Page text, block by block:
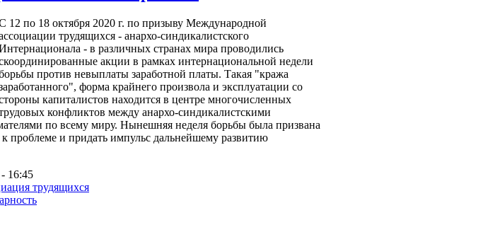
12 по 18 октября 2020 г. по призыву Международной
трудящихся - анархо-синдикалистского
- в различных странах мира проводились
акции в рамках интернациональной недели
против невыплаты заработной платы. Такая "кража
форма крайнего произвола и эксплуатации со
капиталистов находится в центре многочисленных
конфликтов между анархо-синдикалистскими
по всему миру. Нынешняя неделя борьбы была призвана
проблеме и придать импульс дальнейшему развитию
16:45
трудящихся